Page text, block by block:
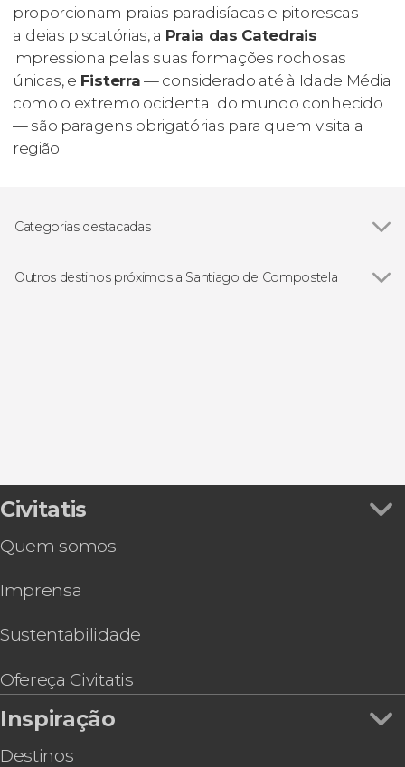
proporcionam praias paradisíacas e pitorescas
aldeias piscatórias, a Praia das Catedrais
impressiona pelas suas formações rochosas
únicas, e Fisterra — considerado até à Idade Média
como o extremo ocidental do mundo conhecido
— são paragens obrigatórias para quem visita a
região.
Categorias destacadas
Free Tour
Outros destinos próximos a Santiago de Compostela
Civitatis
Quem somos
Imprensa
Sustentabilidade
Ofereça Civitatis
Inspiração
Destinos